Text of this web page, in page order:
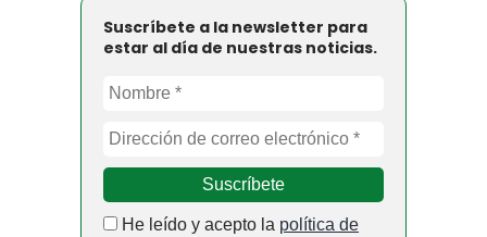
Suscríbete a la newsletter para
estar al día de nuestras noticias.
He leído y acepto la política de